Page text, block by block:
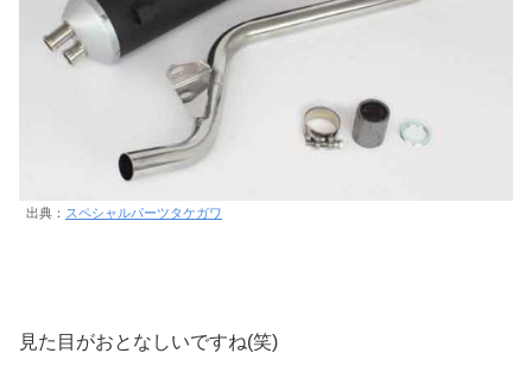
出典： スペシャルパーツタケガワ
見た目がおとなしいですね(笑)